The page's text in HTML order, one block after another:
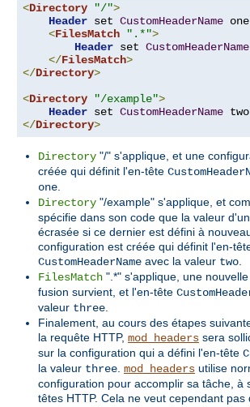
<Directory "/">
Header set CustomHeaderName one
<FilesMatch ".*">
Header set CustomHeaderName
</FilesMatch>
</Directory>
<Directory "/example">
Header set CustomHeaderName
</Directory>
Directory "/" s'applique, et une
créée qui définit l'en-tête
one
Directory "/example" s'applique, et
spécifie dans son code que la valeur
écrasée si ce dernier est défini à
configuration est créée qui définit l'en-
CustomHeaderName avec la valeur two
FilesMatch ".*" s'applique, une
fusion survient, et l'en-tête
valeur three
Finalement, au cours des étapes
la requête HTTP, mod_headers sera
sur la configuration qui a défini l'en-tête
la valeur three mod_headers utilise
configuration pour accomplir sa tâche, à
têtes HTTP. Cela ne veut cependant